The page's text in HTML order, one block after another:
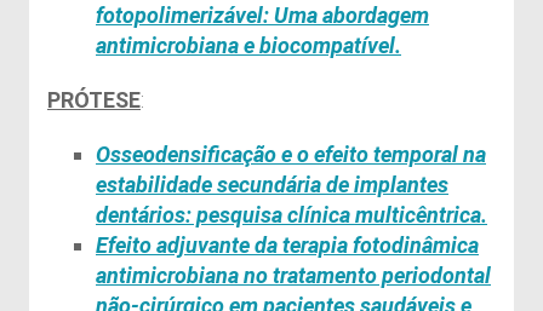
fotopolimerizável: Uma abordagem
antimicrobiana e biocompatível.
PRÓTESE:
Osseodensificaçãoe o efeito temporal na
estabilidade secundária de implantes
dentários: pesquisa clínicamulticêntrica.
Efeito adjuvante da terapia fotodinâmica
antimicrobiana no tratamento periodontal
não-cirúrgico em pacientes saudáveis e